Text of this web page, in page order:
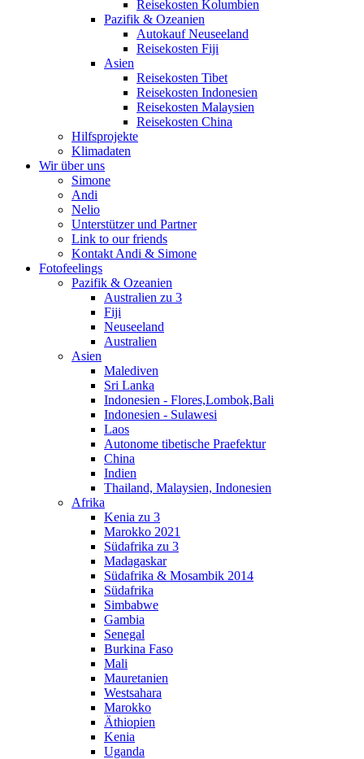
Reisekosten Kolumbien
Pazifik & Ozeanien
Autokauf Neuseeland
Reisekosten Fiji
Asien
Reisekosten Tibet
Reisekosten Indonesien
Reisekosten Malaysien
Reisekosten China
Hilfsprojekte
Klimadaten
Wir über uns
Simone
Andi
Nelio
Unterstützer und Partner
Link to our friends
Kontakt Andi & Simone
Fotofeelings
Pazifik & Ozeanien
Australien zu 3
Fiji
Neuseeland
Australien
Asien
Malediven
Sri Lanka
Indonesien - Flores,Lombok,Bali
Indonesien - Sulawesi
Laos
Autonome tibetische Praefektur
China
Indien
Thailand, Malaysien, Indonesien
Afrika
Kenia zu 3
Marokko 2021
Südafrika zu 3
Madagaskar
Südafrika & Mosambik 2014
Südafrika
Simbabwe
Gambia
Senegal
Burkina Faso
Mali
Mauretanien
Westsahara
Marokko
Äthiopien
Kenia
Uganda